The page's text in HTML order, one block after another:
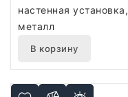
настенная установка,
металл
В корзину